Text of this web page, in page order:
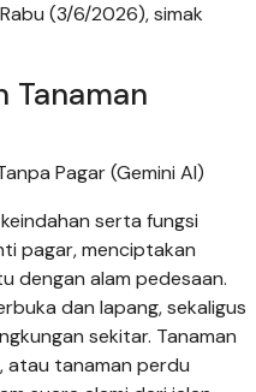
(3/6/2026), simak
Tanaman
Pagar (Gemini AI)
serta fungsi
pagar, menciptakan
dengan alam pedesaan.
dan lapang, sekaligus
sekitar. Tanaman
atau tanaman perdu